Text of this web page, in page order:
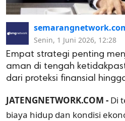
Senin, 1 Juni 2026, 12:28
Empat strategi penting
aman di tengah
dari proteksi finansial
JATENGNETWORK.COM - Di
biaya hidup dan kondisi